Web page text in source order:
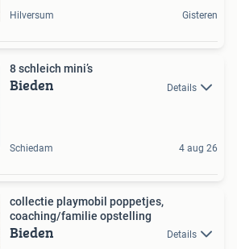
Hilversum Gisteren
8 schleich mini’s
Bieden Details
Schiedam 4 aug 26
collectie playmobil poppetjes,
coaching/familie opstelling
Bieden Details